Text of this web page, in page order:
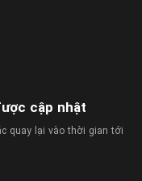
cập nhật
quay lại vào thời gian tới